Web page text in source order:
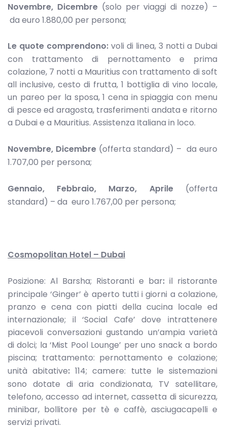
Novembre, Dicembre (solo per viaggi di nozze) –
da euro 1.880,00 per persona;
Le quote comprendono: voli di linea, 3 notti a Dubai
con trattamento di pernottamento e prima
colazione, 7 notti a Mauritius con trattamento di soft
all inclusive, cesto di frutta, 1 bottiglia di vino locale,
un pareo per la sposa, 1 cena in spiaggia con menu
di pesce ed aragosta, trasferimenti andata e ritorno
a Dubai e a Mauritius. Assistenza Italiana in loco.
Novembre, Dicembre (offerta standard) – da euro
1.707,00 per persona;
Gennaio, Febbraio, Marzo, Aprile(offerta
standard) – da euro 1.767,00 per persona;
Cosmopolitan Hotel – Dubai
Posizione: Al Barsha; Ristoranti e bar: il ristorante
principale ‘Ginger’ è aperto tutti i giorni a colazione,
pranzo e cena con piatti della cucina locale ed
internazionale; il ‘Social Cafe’ dove intrattenere
piacevoli conversazioni gustando un’ampia varietà
di dolci; la ‘Mist Pool Lounge’ per uno snack a bordo
piscina; trattamento: pernottamento e colazione;
unità abitative:114; camere: tutte le sistemazioni
sono dotate di aria condizionata, TV satellitare,
telefono, accesso ad internet, cassetta di sicurezza,
minibar, bollitore per tè e caffè, asciugacapelli e
servizi privati.